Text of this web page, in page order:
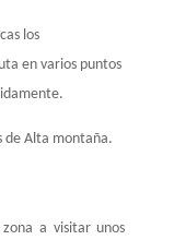
los
en varios puntos
de Alta montaña.
a visitar unos